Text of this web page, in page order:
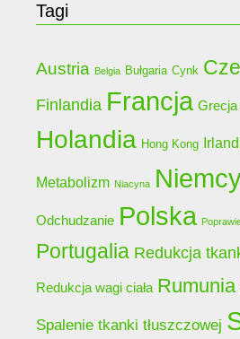
Tagi
Austria Belgia Bułgaria Cynk
Finlandia Francja Grecja
Holandia Hong Kong
Metabolizm Niacyna
Odchudzanie Polska
Portugalia Redukcja
Redukcja wagi ciała Rumunia
Spalenie tkanki tłuszczowej